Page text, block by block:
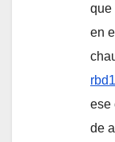
que
en
ese
de